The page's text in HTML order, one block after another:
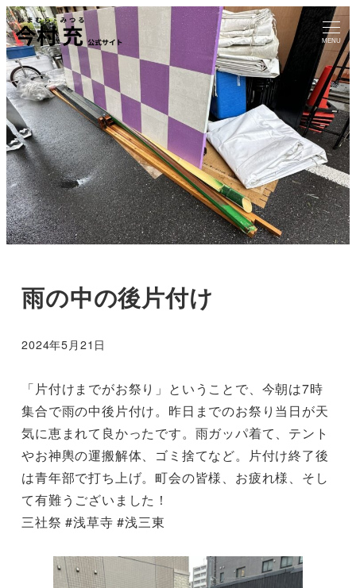
MENU
雨の中の後片付け
投稿日
2024年5月21日
「片付けまでがお祭り」ということで、今朝は7時
集合で雨の中後片付け。昨日までのお祭り当日が天
気に恵まれて良かったです。雨ガッパ着て、テント
やお神輿の運搬解体、ゴミ捨てなど。片付け終了後
は青年部で打ち上げ。町会の皆様、お疲れ様、そし
て有難うございました！
三社祭 #浅草寺 #浅三東